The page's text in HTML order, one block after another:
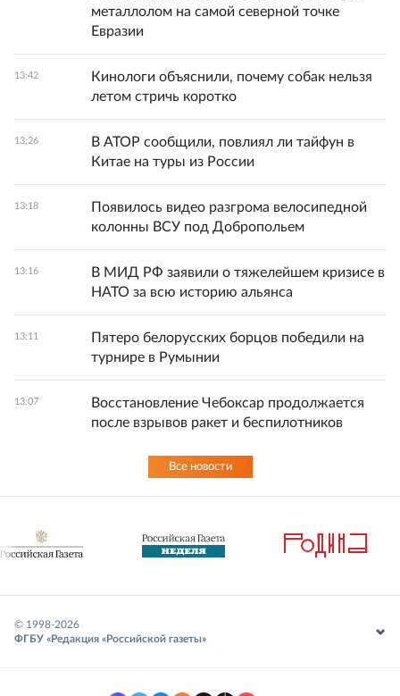
металлолом на самой северной точке
Евразии
13:42
Кинологи объяснили, почему собак нельзя
летом стричь коротко
13:26
В АТОР сообщили, повлиял ли тайфун в
Китае на туры из России
13:18
Появилось видео разгрома велосипедной
колонны ВСУ под Добропольем
13:16
В МИД РФ заявили о тяжелейшем кризисе в
НАТО за всю историю альянса
13:11
Пятеро белорусских борцов победили на
турнире в Румынии
13:07
Восстановление Чебоксар продолжается
после взрывов ракет и беспилотников
Все новости
© 1998-2026
ФГБУ «Редакция «Российской газеты»